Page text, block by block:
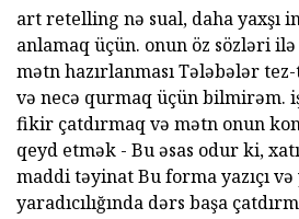
art retelling nə sual, daha yaxşı
anlamaq üçün. onun öz sözləri
mətn hazırlanması Tələbələr
və necə qurmaq üçün bilmirəm.
fikir çatdırmaq və mətn onun
qeyd etmək - Bu əsas odur ki,
maddi təyinat Bu forma yazıçı
yaradıcılığında dərs başa